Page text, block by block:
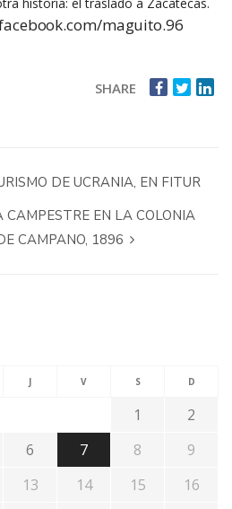
historia: el traslado a Zacatecas.
maguito.96
SHARE
DE UCRANIA, EN FITUR
CAMPESTRE EN LA COLONIA
CAMPANO, 1896
J V S D
1
2
6 7 8
9
13 14 15
16